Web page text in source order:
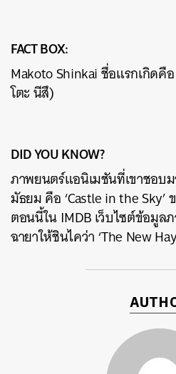
FACT BOX:
Makoto Shinkai ชื่อแรกเกิดคื
โตะ นีสึ)
DID YOU KNOW?
ภาพยนตร์แอนิเมชันที่เขาชอบ
มัธยม คือ ‘Castle in the Sky’
ตอนนี้ใน IMDB เว็บไซต์ข้อมูล
ฉายาให้ชินไคว่า ‘The New